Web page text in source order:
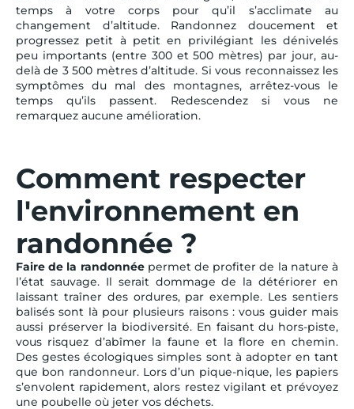
temps à votre corps pour qu’il s’acclimate au
changement d’altitude. Randonnez doucement et
progressez petit à petit en privilégiant les dénivelés
peu importants (entre 300 et 500 mètres) par jour, au-
delà de 3 500 mètres d’altitude. Si vous reconnaissez les
symptômes du mal des montagnes, arrêtez-vous le
temps qu’ils passent. Redescendez si vous ne
remarquez aucune amélioration.
Comment respecter
l'environnement en
randonnée ?
Faire de la randonnéepermet de profiter de la nature à
l’état sauvage. Il serait dommage de la détériorer en
laissant traîner des ordures, par exemple. Les sentiers
balisés sont là pour plusieurs raisons : vous guider mais
aussi préserver la biodiversité. En faisant du hors-piste,
vous risquez d’abîmer la faune et la flore en chemin.
Des gestes écologiques simples sont à adopter en tant
que bon randonneur. Lors d’un pique-nique, les papiers
s’envolent rapidement, alors restez vigilant et prévoyez
une poubelle où jeter vos déchets.